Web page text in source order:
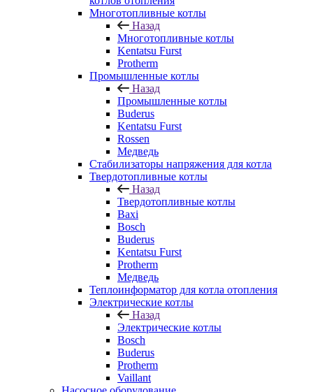
Многотопливные котлы
Назад
Многотопливные котлы
Kentatsu Furst
Protherm
Промышленные котлы
Назад
Промышленные котлы
Buderus
Kentatsu Furst
Rossen
Медведь
Стабилизаторы напряжения для котла
Твердотопливные котлы
Назад
Твердотопливные котлы
Baxi
Bosch
Buderus
Kentatsu Furst
Protherm
Медведь
Теплоинформатор для котла отопления
Электрические котлы
Назад
Электрические котлы
Bosch
Buderus
Protherm
Vaillant